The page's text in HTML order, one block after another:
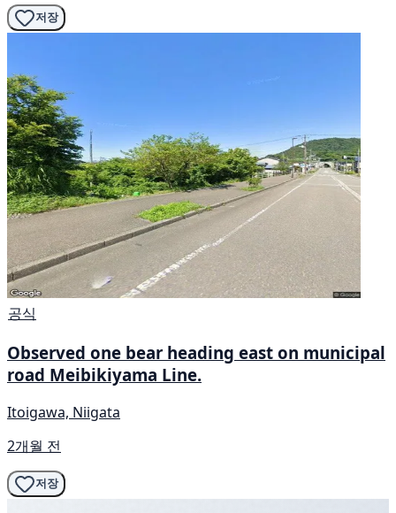
저장
공식
Observed one bear heading east on municipal
road Meibikiyama Line.
Itoigawa, Niigata
2개월 전
저장